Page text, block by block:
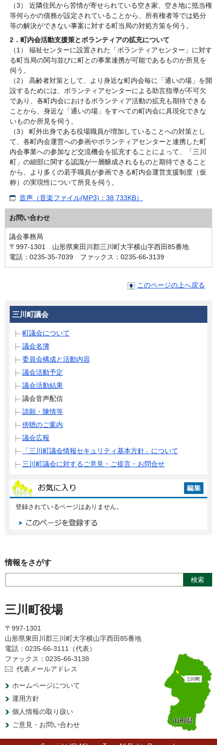
（3） 近隣住民から苦情が寄せられている空き家、空き地に抵当権
等何らかの債務が設定されていることから、所有権者等では処分
等の解決ができない事案に対する町当局の対処方策を伺う。
2．町内会活動支援策とボランティアの拡充について
（1） 福祉センターに設置された「ボランティアセンター」に対す
る町当局の関与並びに町との事業連携が可能であるものか所見を
伺う。
（2） 高齢者対策として、より身近な町内会毎に「通いの場」を開
設するためには、ボランティアセンターによる助言指導が不可欠
であり、各町内会におけるボランティア活動の拡充も期待できる
ことから、身近な「通いの場」をすべての町内会に具現化できな
いものか所見を伺う。
（3） 町外出身である役場職員が増加していることへの対策とし
て、各町内会運営への参画やボランティアセンターと連携した町
内会事業への参加など交流機会を拡充することによって、「三川
町」の細部に関する認識が一層醸成されるものと期待できること
から、より多くの若手職員が参画できる町内会運営支援制度（仮
称）の実現性について所見を伺う。
音声（音楽ファイル(MP3)：38,733KB）
お問い合わせ
議会事務局
〒997-1301 山形県東田川郡三川町大字横山字西田85番地
電話：0235-35-7039 ファックス：0235-66-3139
このページの上へ戻る
三川町議会
町議会について
議会名簿
委員会構成と活動内容
議会活動予定
議会活動結果
議会音声配信
請願・陳情等
傍聴のご案内
議会広報
「三川町議会情報セキュリティ基本方針」について
三川町議会に対するご意見・ご提言・お問合せ
登録されているページはありません。
情報をさがす
三川町役場
〒997-1301
山形県東田川郡三川町大字横山字西田85番地
電話：0235-66-3111（代表）
ファックス：0235-66-3138
代表メールアドレス
ホームページについて
運用方針
個人情報の取り扱い
ご意見・お問い合わせ